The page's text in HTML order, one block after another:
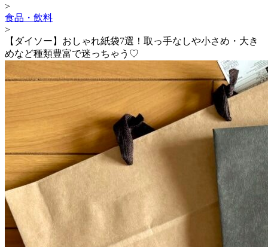
>
食品・飲料
>
【ダイソー】おしゃれ紙袋7選！取っ手なしや小さめ・大き
めなど種類豊富で迷っちゃう♡